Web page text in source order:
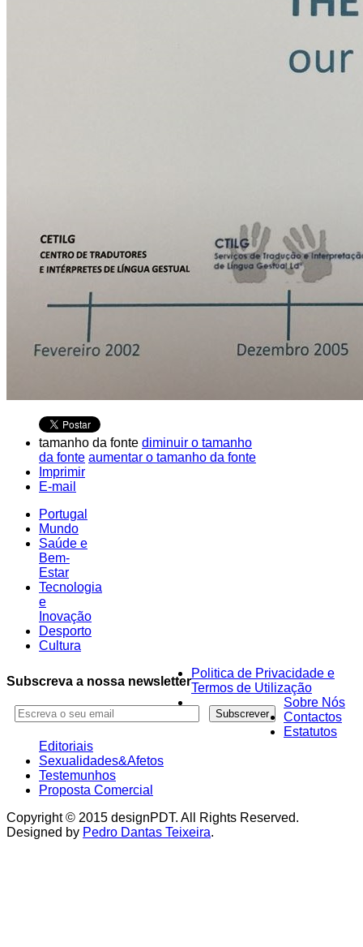
tamanho da fonte diminuir o tamanho
da fonte aumentar o tamanho da fonte
Imprimir
E-mail
Portugal
Mundo
Saúde e
Bem-
Estar
Tecnologia
e
Inovação
Desporto
Cultura
Subscreva a nossa newsletter
Politica de Privacidade e
Termos de Utilização
Sobre Nós
Contactos
Estatutos
Editoriais
Sexualidades&Afetos
Testemunhos
Proposta Comercial
Copyright © 2015 designPDT. All Rights Reserved.
Designed by Pedro Dantas Teixeira.